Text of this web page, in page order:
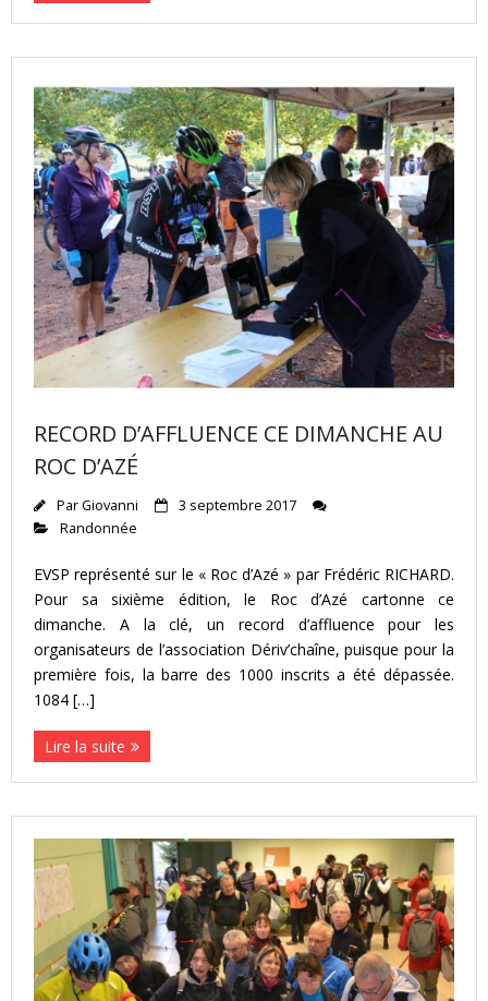
RECORD D’AFFLUENCE CE DIMANCHE AU
ROC D’AZÉ
ParGiovanni
3 septembre 2017
Randonnée
EVSP représenté sur le « Roc d’Azé » par Frédéric RICHARD.
Pour sa sixième édition, le Roc d’Azé cartonne ce
dimanche. A la clé, un record d’affluence pour les
organisateurs de l’association Dériv’chaîne, puisque pour la
première fois, la barre des 1000 inscrits a été dépassée.
1084 […]
Lire la suite